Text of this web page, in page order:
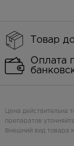
Товар
Оплата
Цена действительна
препаратов
Внешний вид товара